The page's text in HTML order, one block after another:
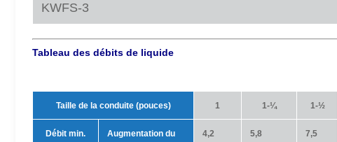
KWFS-3
Tableau des débits de liquide
Taille de la conduite (pouces) 1 1-¼ 1-½
Débit min.
Augmentation du
4,2
5,8
7,5